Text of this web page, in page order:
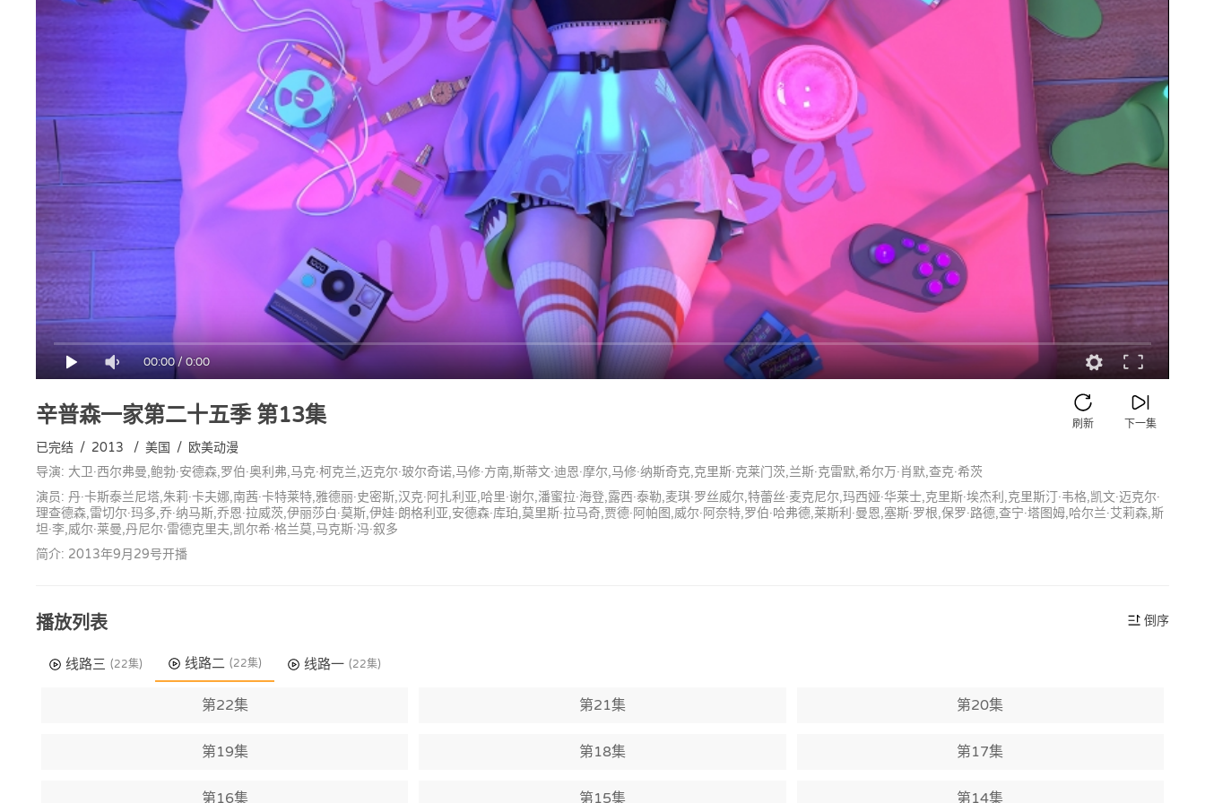
00:00/0:00
辛普森一家第二十五季第13集 下一集
刷新
已完结 / 2013 / 美国 / 欧美动漫
导演: 大卫·西尔弗曼,鲍勃·安德森,罗伯·奥利弗,马克·柯克兰,迈克尔·玻尔奇诺,马修·方南,斯蒂文·迪恩·摩尔,马修·纳斯奇克,克里斯·克莱门茨,兰斯·克雷默,希尔万·肖默,查克·希茨
演员: 丹·卡斯泰兰尼塔,朱莉·卡夫娜,南茜·卡特莱特,雅德丽·史密斯,汉克·阿扎利亚,哈里·谢尔,潘蜜拉·海登,露西·泰勒,麦琪·罗丝威尔,特蕾丝·麦克尼尔,玛西娅·华莱士,克里斯·埃杰利,克里斯汀·韦格,凯文·迈克尔·
理查德森,雷切尔·玛多,乔·纳马斯,乔恩·拉威茨,伊丽莎白·莫斯,伊娃·朗格利亚,安德森·库珀,莫里斯·拉马奇,贾德·阿帕图,威尔·阿奈特,罗伯·哈弗德,莱斯利·曼恩,塞斯·罗根,保罗·路德,查宁·塔图姆,哈尔兰·艾莉森,斯
坦·李,威尔·莱曼,丹尼尔·雷德克里夫,凯尔希·格兰莫,马克斯·冯·叙多
简介: 2013年9月29号开播
播放列表 倒序
线路三 (22集) 线路二 (22集) 线路一 (22集)
第22集 第21集 第20集
第19集 第18集 第17集
第16集 第15集 第14集